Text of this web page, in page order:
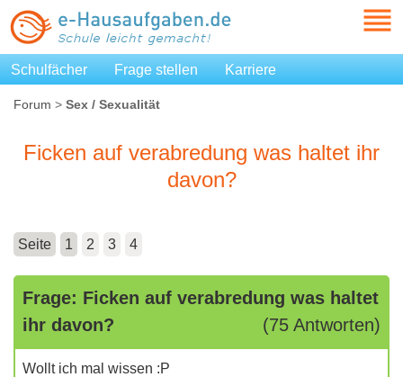
Schulfächer Frage stellen Karriere
Forum > Sex / Sexualität
Ficken auf verabredung was haltet ihr
davon?
Seite 1 2 3 4
Frage: Ficken auf verabredung was haltet
ihr davon?
(75 Antworten)
Wollt ich mal wissen :P